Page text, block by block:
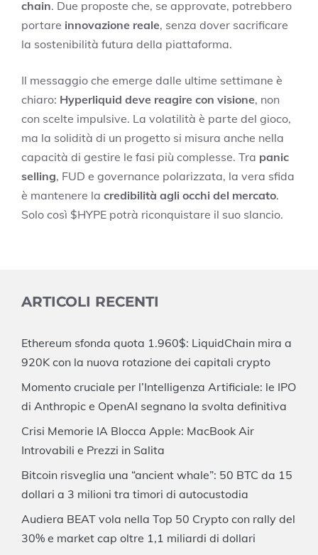
chain. Due proposte che, se approvate, potrebbero
portare innovazione reale, senza dover sacrificare
la sostenibilità futura della piattaforma.
Il messaggio che emerge dalle ultime settimane è
chiaro: Hyperliquid deve reagire con visione, non
con scelte impulsive. La volatilità è parte del gioco,
ma la solidità di un progetto si misura anche nella
capacità di gestire le fasi più complesse. Tra panic
selling, FUD e governance polarizzata, la vera sfida
è mantenere la credibilità agli occhi del mercato.
Solo così $HYPE potrà riconquistare il suo slancio.
ARTICOLI RECENTI
Ethereum sfonda quota 1.960$: LiquidChain mira a
920K con la nuova rotazione dei capitali crypto
Momento cruciale per l’Intelligenza Artificiale: le IPO
di Anthropic e OpenAI segnano la svolta definitiva
Crisi Memorie IA Blocca Apple: MacBook Air
Introvabili e Prezzi in Salita
Bitcoin risveglia una “ancient whale”: 50 BTC da 15
dollari a 3 milioni tra timori di autocustodia
Audiera BEAT vola nella Top 50 Crypto con rally del
30% e market cap oltre 1,1 miliardi di dollari